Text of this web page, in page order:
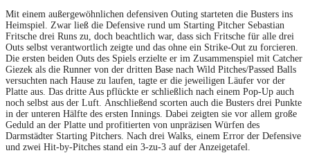
Mit einem außergewöhnlichen defensiven Outing starteten die Busters ins
Heimspiel. Zwar ließ die Defensive rund um Starting Pitcher Sebastian
Fritsche drei Runs zu, doch beachtlich war, dass sich Fritsche für alle drei
Outs selbst verantwortlich zeigte und das ohne ein Strike-Out zu forcieren.
Die ersten beiden Outs des Spiels erzielte er im Zusammenspiel mit Catcher
Giezek als die Runner von der dritten Base nach Wild Pitches/Passed Balls
versuchten nach Hause zu laufen, tagte er die jeweiligen Läufer vor der
Platte aus. Das dritte Aus pflückte er schließlich nach einem Pop-Up auch
noch selbst aus der Luft. Anschließend scorten auch die Busters drei Punkte
in der unteren Hälfte des ersten Innings. Dabei zeigten sie vor allem große
Geduld an der Platte und profitierten von unpräzisen Würfen des
Darmstädter Starting Pitchers. Nach drei Walks, einem Error der Defensive
und zwei Hit-by-Pitches stand ein 3-zu-3 auf der Anzeigetafel.